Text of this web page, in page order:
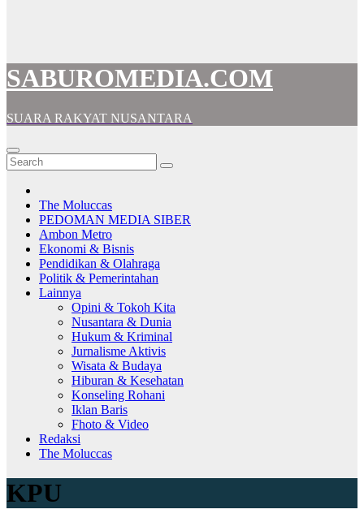
SABUROMEDIA.COM
SUARA RAKYAT NUSANTARA
The Moluccas
PEDOMAN MEDIA SIBER
Ambon Metro
Ekonomi & Bisnis
Pendidikan & Olahraga
Politik & Pemerintahan
Lainnya
Opini & Tokoh Kita
Nusantara & Dunia
Hukum & Kriminal
Jurnalisme Aktivis
Wisata & Budaya
Hiburan & Kesehatan
Konseling Rohani
Iklan Baris
Fhoto & Video
Redaksi
The Moluccas
KPU